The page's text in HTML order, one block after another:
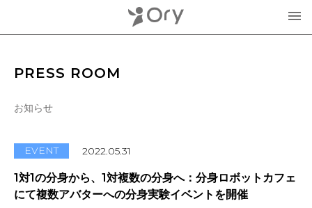
分身ロボットOriHime
意思伝達装置
OriHimeを活用したイベント企画
オリィ研究所について
PRESS ROOM
お知らせ
EVENT 2022.05.31
1対1の分身から、1対複数の分身へ：分身ロボットカフェ
にて複数アバターへの分身実験イベントを開催